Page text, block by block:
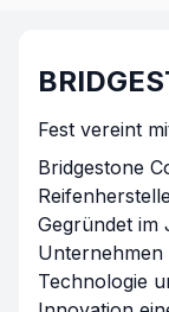
Fest vereint
Bridgestone
Gegründet im
Technologie